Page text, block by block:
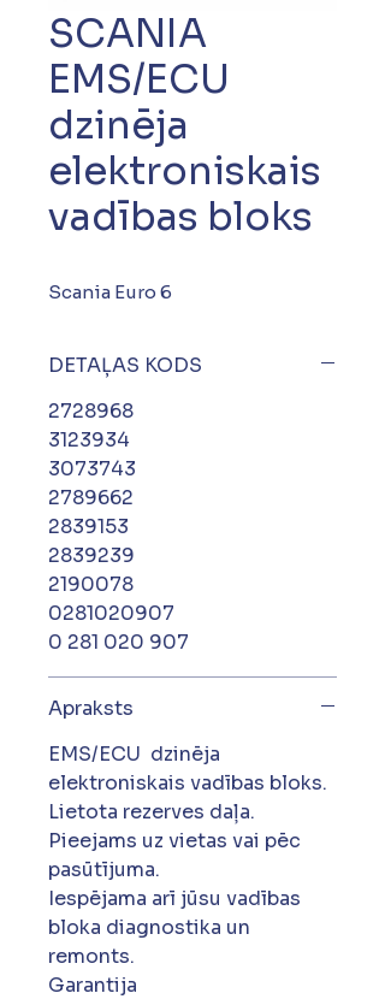
SCANIA
EMS/ECU
dzinēja
elektroniskais
vadības bloks
Scania Euro 6
DETAĻAS KODS
2728968
3123934
3073743
2789662
2839153
2839239
2190078
0281020907
0 281 020 907
Apraksts
EMS/ECU dzinēja
elektroniskais vadības bloks.
Lietota rezerves daļa.
Pieejams uz vietas vai pēc
pasūtījuma.
Iespējama arī jūsu vadības
bloka diagnostika un
remonts.
Garantija